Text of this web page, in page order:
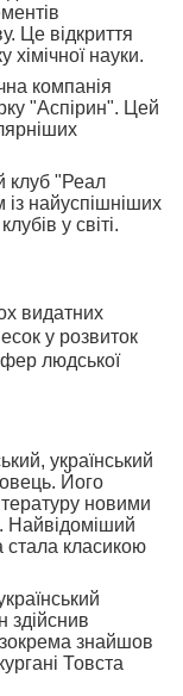
Це відкриття
науки.
компанія
"Аспірин". Цей
клуб "Реал
найуспішніших
у світі.
видатних
у розвиток
людської
український
Його
новими
Найвідоміший
стала класикою
здійснив
зокрема знайшов
Товста